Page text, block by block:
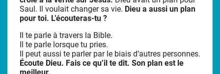
Saul. Il voulait changer sa vie. Dieu a aussi un plan
pour toi. L’écouteras-tu ?
Il te parle à travers la Bible.
Il te parle lorsque tu pries.
Il peut aussi te parler par le biais d’autres personnes.
Écoute Dieu. Fais ce qu’il te dit. Son plan est le